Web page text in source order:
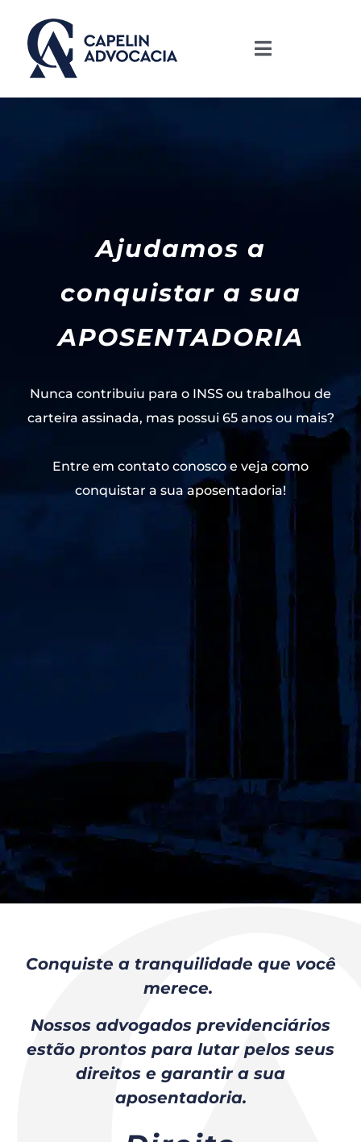
Ajudamos a
conquistar a sua
APOSENTADORIA
Nunca contribuiu para o INSS ou trabalhou de
carteira assinada, mas possui 65 anos ou mais?
Entre em contato conosco e veja como
conquistar a sua aposentadoria!
Conquiste a tranquilidade que você
merece.
Nossos advogados previdenciários
estão prontos para lutar pelos seus
direitos e garantir a sua
aposentadoria.